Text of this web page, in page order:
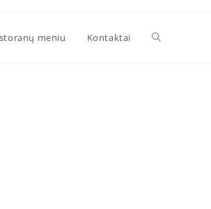
meniu Kontaktai